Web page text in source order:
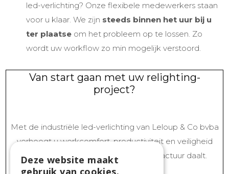
led-verlichting? Onze flexibele medewerkers staan
voor u klaar. We zijn steeds binnen het uur bij u
ter plaatse om het probleem op te lossen. Zo
wordt uw workflow zo min mogelijk verstoord.
Van start gaan met uw relighting-
project?
Met de industriële led-verlichting van Leloup & Co bvba
verhoogt u werkcomfort, productiviteit en veiligheid
binnen uw bedrijf, terwijl uw energiefactuur daalt.
Deze website maakt
gebruik van cookies.